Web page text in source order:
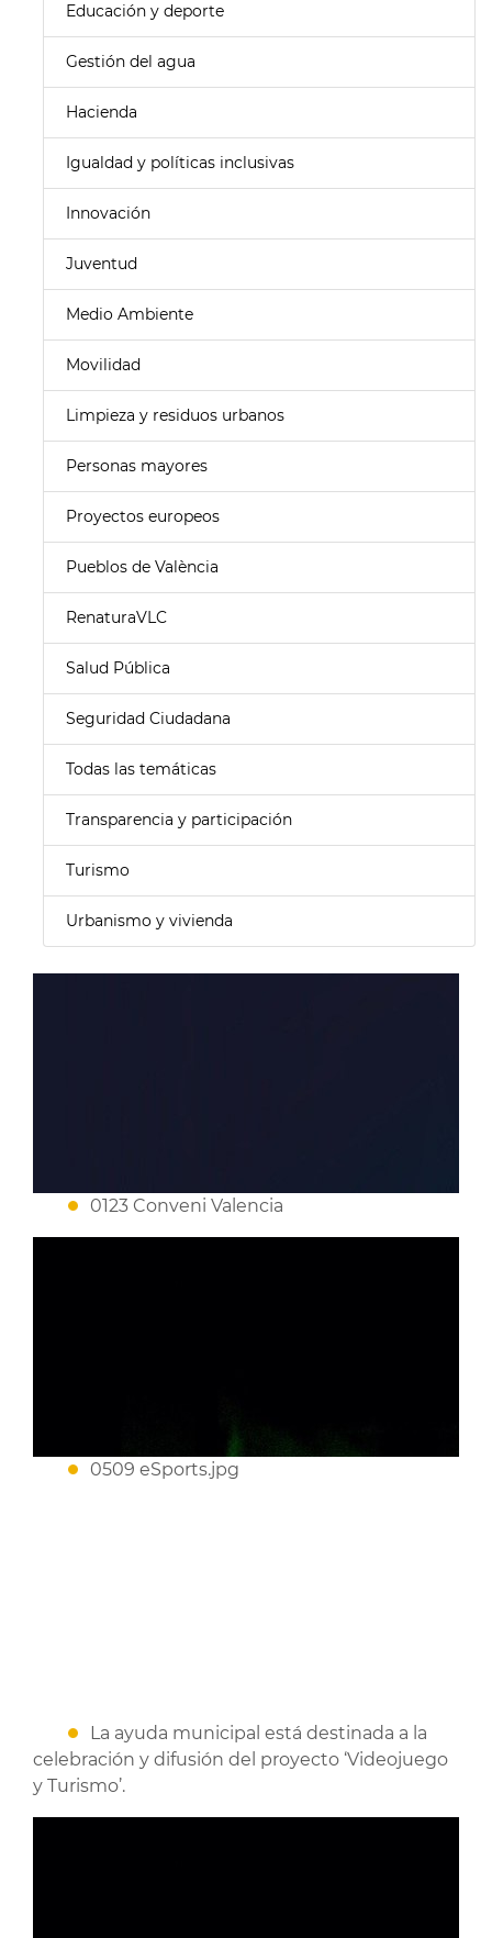
Educación y deporte
Gestión del agua
Hacienda
Igualdad y políticas inclusivas
Innovación
Juventud
Medio Ambiente
Movilidad
Limpieza y residuos urbanos
Personas mayores
Proyectos europeos
Pueblos de València
RenaturaVLC
Salud Pública
Seguridad Ciudadana
Todas las temáticas
Transparencia y participación
Turismo
Urbanismo y vivienda
0123 Conveni Valencia
0509 eSports.jpg
La ayuda municipal está destinada a la
celebración y difusión del proyecto ‘Videojuego
y Turismo’.